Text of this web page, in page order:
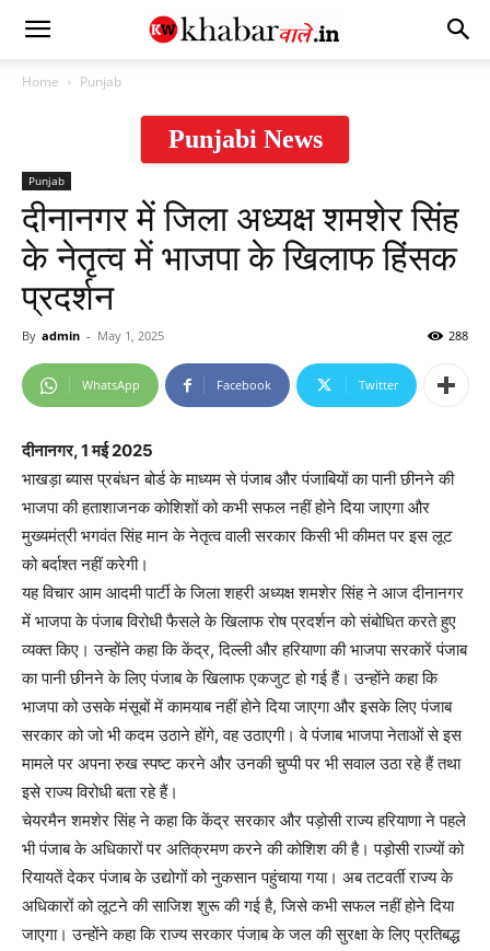
Home Punjab
Punjabi News
Punjab
दीनानगर में जिला अध्यक्ष शमशेर सिंह
के नेतृत्व में भाजपा के खिलाफ हिंसक
प्रदर्शन
By admin - May 1, 2025 288
WhatsApp Facebook Twitter
दीनानगर, 1 मई 2025
भाखड़ा ब्यास प्रबंधन बोर्ड के माध्यम से पंजाब और पंजाबियों का पानी छीनने की
भाजपा की हताशाजनक कोशिशों को कभी सफल नहीं होने दिया जाएगा और
मुख्यमंत्री भगवंत सिंह मान के नेतृत्व वाली सरकार किसी भी कीमत पर इस लूट
को बर्दाश्त नहीं करेगी।
यह विचार आम आदमी पार्टी के जिला शहरी अध्यक्ष शमशेर सिंह ने आज दीनानगर
में भाजपा के पंजाब विरोधी फैसले के खिलाफ रोष प्रदर्शन को संबोधित करते हुए
व्यक्त किए। उन्होंने कहा कि केंद्र, दिल्ली और हरियाणा की भाजपा सरकारें पंजाब
का पानी छीनने के लिए पंजाब के खिलाफ एकजुट हो गई हैं। उन्होंने कहा कि
भाजपा को उसके मंसूबों में कामयाब नहीं होने दिया जाएगा और इसके लिए पंजाब
सरकार को जो भी कदम उठाने होंगे, वह उठाएगी। वे पंजाब भाजपा नेताओं से इस
मामले पर अपना रुख स्पष्ट करने और उनकी चुप्पी पर भी सवाल उठा रहे हैं तथा
इसे राज्य विरोधी बता रहे हैं।
चेयरमैन शमशेर सिंह ने कहा कि केंद्र सरकार और पड़ोसी राज्य हरियाणा ने पहले
भी पंजाब के अधिकारों पर अतिक्रमण करने की कोशिश की है। पड़ोसी राज्यों को
रियायतें देकर पंजाब के उद्योगों को नुकसान पहुंचाया गया। अब तटवर्ती राज्य के
अधिकारों को लूटने की साजिश शुरू की गई है, जिसे कभी सफल नहीं होने दिया
जाएगा। उन्होंने कहा कि राज्य सरकार पंजाब के जल की सुरक्षा के लिए प्रतिबद्ध